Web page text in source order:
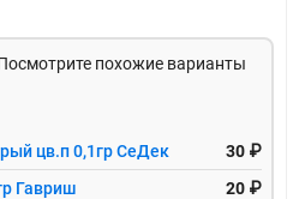
похожие варианты
цв.п 0,1гр СеДек
30 ₽
Гавриш
20 ₽